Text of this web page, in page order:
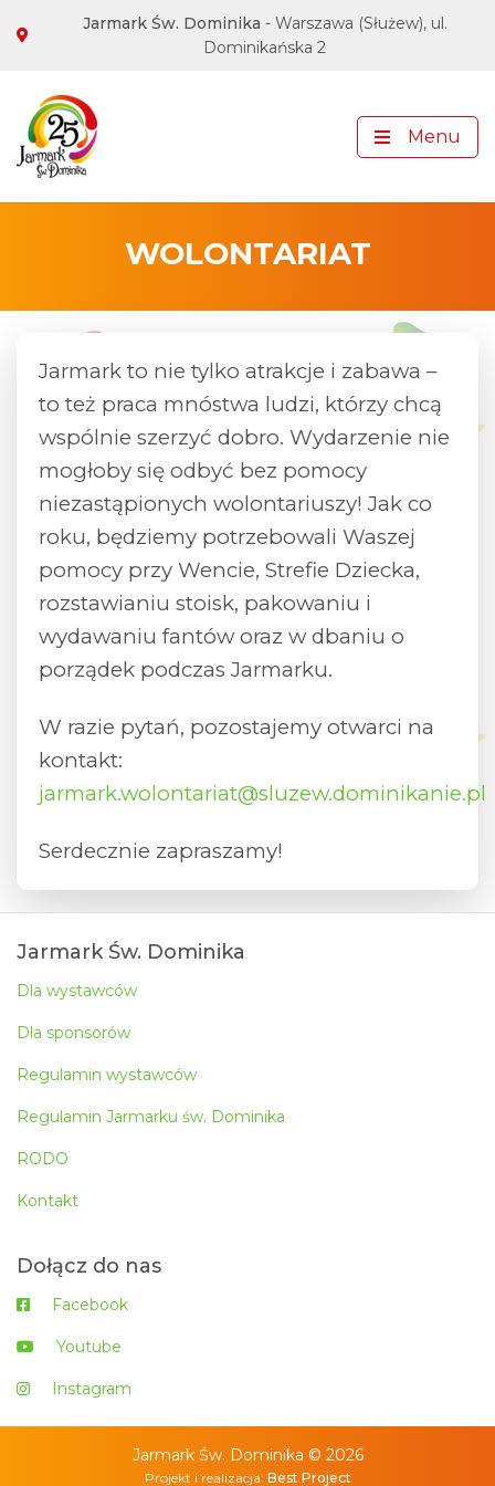
Adres JarmarkuJarmark Św. Dominika - Warszawa (Służew), ul.
Dominikańska 2
Menu
WOLONTARIAT
Jarmark to nie tylko atrakcje i zabawa –
to też praca mnóstwa ludzi, którzy chcą
wspólnie szerzyć dobro. Wydarzenie nie
mogłoby się odbyć bez pomocy
niezastąpionych wolontariuszy! Jak co
roku, będziemy potrzebowali Waszej
pomocy przy Wencie, Strefie Dziecka,
rozstawianiu stoisk, pakowaniu i
wydawaniu fantów oraz w dbaniu o
porządek podczas Jarmarku.
W razie pytań, pozostajemy otwarci na
kontakt:
jarmark.wolontariat@sluzew.dominikanie.pl
Serdecznie zapraszamy!
Jarmark Św. Dominika
Dla wystawców
Dla sponsorów
Regulamin wystawców
Regulamin Jarmarku św. Dominika
RODO
Kontakt
Dołącz do nas
Facebook
Youtube
Instagram
Jarmark Św. Dominika © 2026
Projekt i realizacja: Best Project